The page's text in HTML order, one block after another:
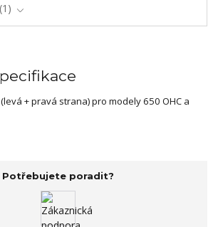
1
+ pravá strana) pro modely 650 OHC a
Potřebujete poradit?